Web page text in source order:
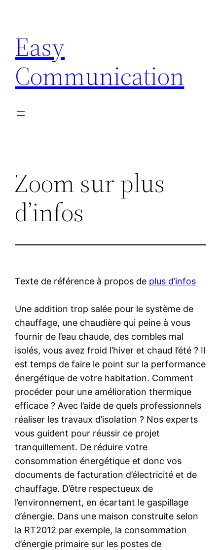
contenu
Easy
Communication
Zoom sur plus
d’infos
Texte de référence à propos de plus d’infos
Une addition trop salée pour le système de
chauffage, une chaudière qui peine à vous
fournir de l’eau chaude, des combles mal
isolés, vous avez froid l’hiver et chaud l’été ? Il
est temps de faire le point sur la performance
énergétique de votre habitation. Comment
procéder pour une amélioration thermique
efficace ? Avec l’aide de quels professionnels
réaliser les travaux d’isolation ? Nos experts
vous guident pour réussir ce projet
tranquillement. De réduire votre
consommation énergétique et donc vos
documents de facturation d’électricité et de
chauffage. D’être respectueux de
l’environnement, en écartant le gaspillage
d’énergie. Dans une maison construite selon
la RT2012 par exemple, la consommation
d’énergie primaire sur les postes de